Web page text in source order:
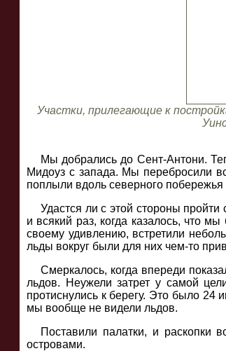
Участки, прилегающие к
Мы добрались до Сент-Антони.
Мидоуз с запада. Мы перебросили
поплыли вдоль северного побережья
Удастся ли с этой стороны
и всякий раз, когда казалось, что
своему удивлению, встретили
льды вокруг были для них чем-то
Смеркалось, когда впереди
льдов. Неужели затрет у самой
протиснулись к берегу. Это было 24
мы вообще не видели льдов.
Поставили палатки, и раскопки
островами.